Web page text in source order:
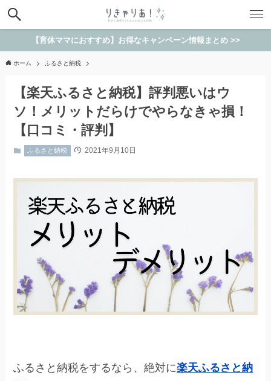
【育休ママにおすすめ】お得なキャンペーン情報まとめ >>
ホーム ふるさと納税
【楽天ふるさと納税】評判悪いはウ
ソ！メリットだらけでやらなきゃ損！
【口コミ・評判】
ふるさと納税 2021年9月10日
ふるさと納税をするなら、絶対に楽天ふるさと納